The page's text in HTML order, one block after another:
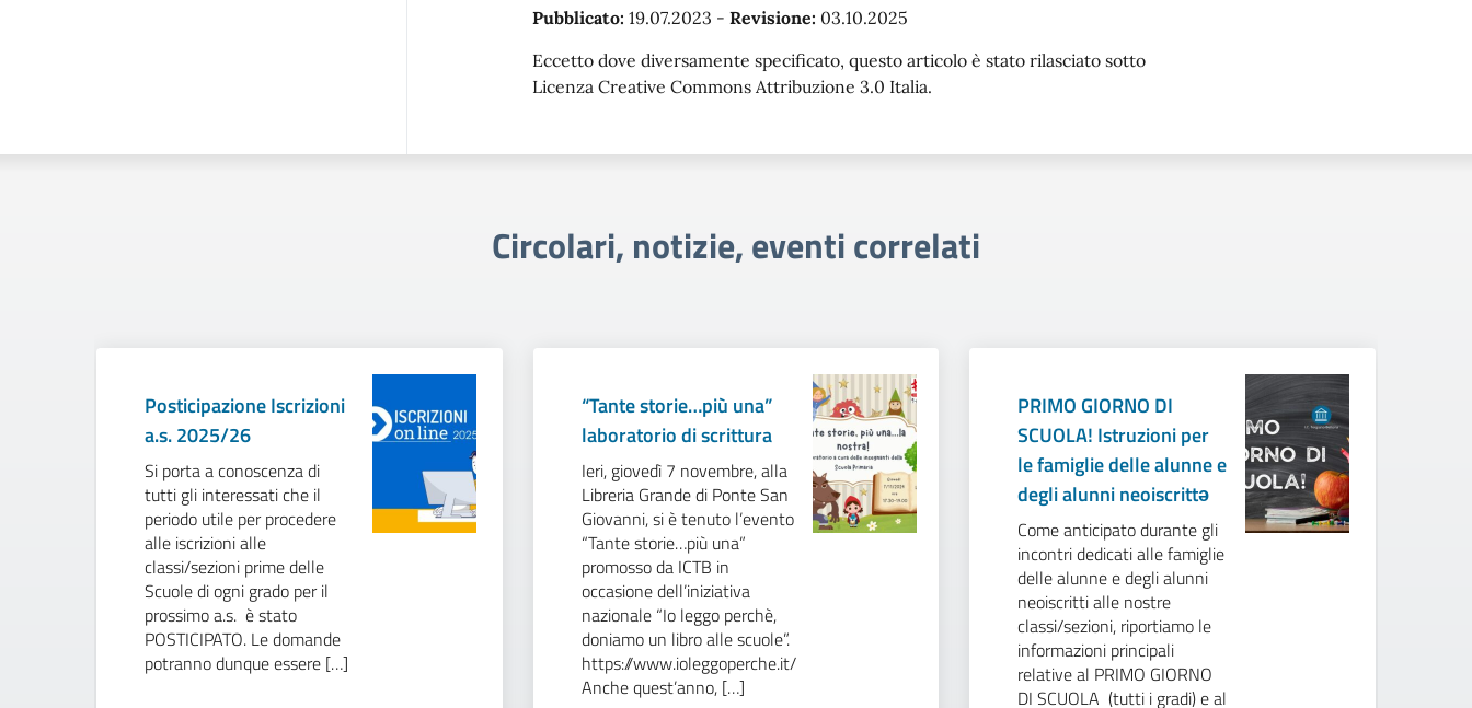
Pubblicato: 19.07.2023 - Revisione: 03.10.2025
Eccetto dove diversamente specificato, questo articolo è stato rilasciato sotto
Licenza Creative Commons Attribuzione 3.0 Italia.
Circolari, notizie, eventi correlati
Posticipazione Iscrizioni
a.s. 2025/26
Si porta a conoscenza di
tutti gli interessati che il
periodo utile per procedere
alle iscrizioni alle
classi/sezioni prime delle
Scuole di ogni grado per il
prossimo a.s. è stato
POSTICIPATO. Le domande
potranno dunque essere […]
“Tante storie…più una”
laboratorio di scrittura
Ieri, giovedì 7 novembre, alla
Libreria Grande di Ponte San
Giovanni, si è tenuto l’evento
“Tante storie…più una”
promosso da ICTB in
occasione dell’iniziativa
nazionale “Io leggo perchè,
doniamo un libro alle scuole”.
https://www.ioleggoperche.it/
Anche quest’anno, […]
PRIMO GIORNO DI
SCUOLA! Istruzioni per
le famiglie delle alunne e
degli alunni neoiscrittə
Come anticipato durante gli
incontri dedicati alle famiglie
delle alunne e degli alunni
neoiscritti alle nostre
classi/sezioni, riportiamo le
informazioni principali
relative al PRIMO GIORNO
DI SCUOLA (tutti i gradi) e al